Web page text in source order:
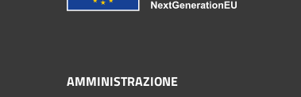
AMMINISTRAZIONE